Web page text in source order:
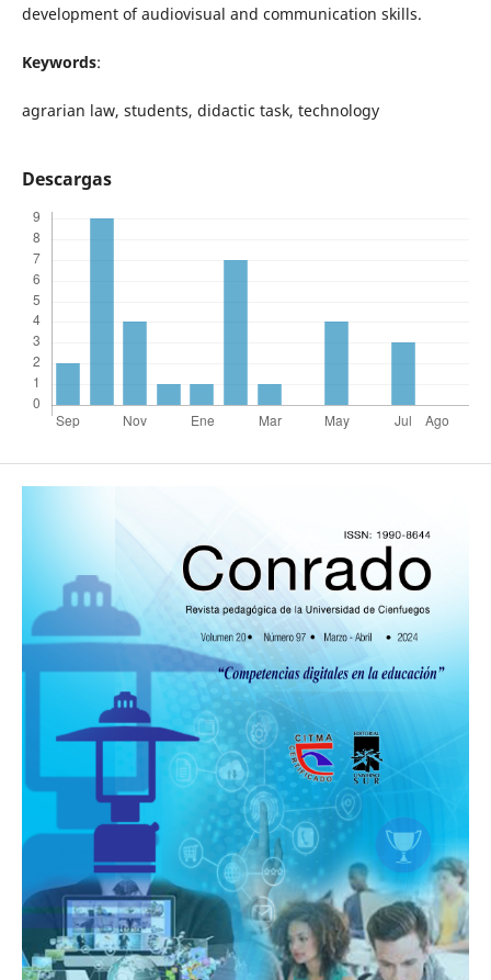
development of audiovisual and communication skills.
Keywords:
agrarian law, students, didactic task, technology
Descargas